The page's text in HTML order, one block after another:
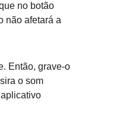
no botão
não afetará a
Então, grave-o
o som